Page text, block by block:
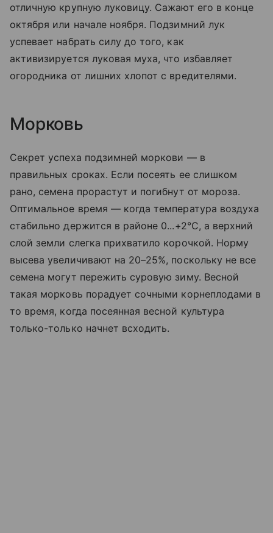
отличную крупную луковицу. Сажают его в конце
октября или начале ноября. Подзимний лук
успевает набрать силу до того, как
активизируется луковая муха, что избавляет
огородника от лишних хлопот с вредителями.
Морковь
Секрет успеха подзимней моркови — в
правильных сроках. Если посеять ее слишком
рано, семена прорастут и погибнут от мороза.
Оптимальное время — когда температура воздуха
стабильно держится в районе 0...+2°C, а верхний
слой земли слегка прихватило корочкой. Норму
высева увеличивают на 20–25%, поскольку не все
семена могут пережить суровую зиму. Весной
такая морковь порадует сочными корнеплодами в
то время, когда посеянная весной культура
только-только начнет всходить.